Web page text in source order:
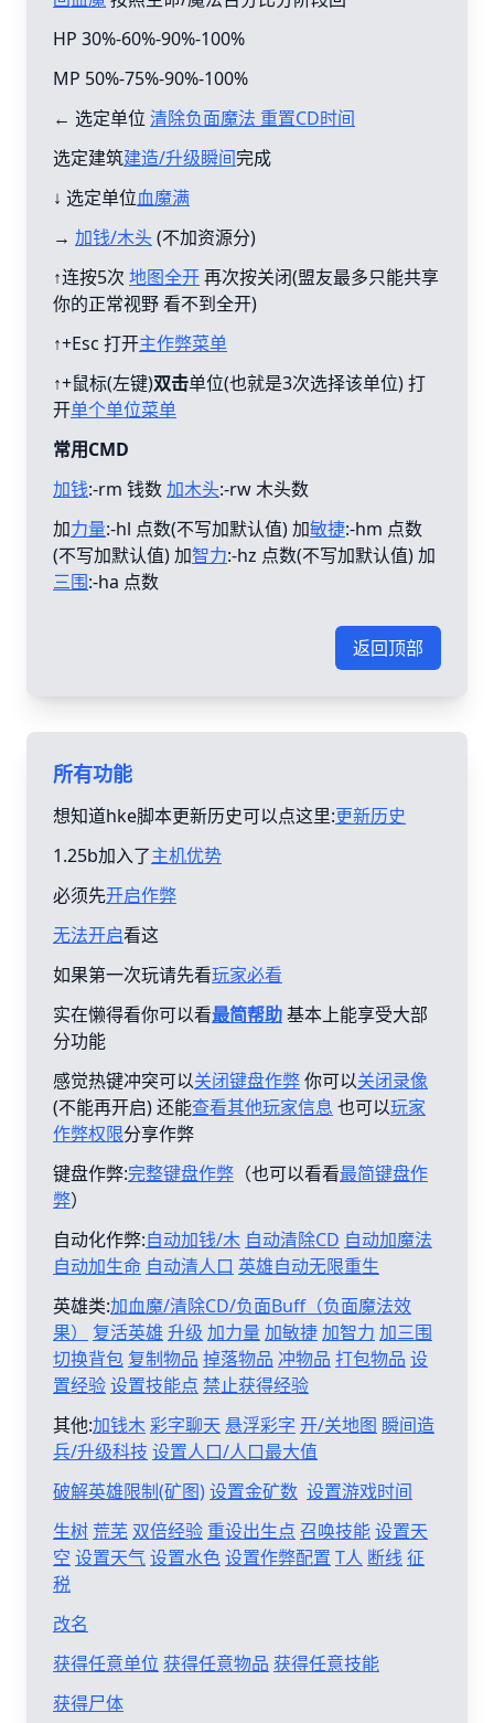
HP 30%-60%-90%-100%
MP 50%-75%-90%-100%
← 选定单位 清除负面魔法 重置CD时间
选定建筑建造/升级瞬间完成
↓ 选定单位血魔满
→ 加钱/木头(不加资源分)
↑连按5次 地图全开再次按关闭(盟友最多只能共享
你的正常视野 看不到全开)
↑+Esc 打开主作弊菜单
↑+鼠标(左键)双击单位(也就是3次选择该单位) 打
开单个单位菜单
常用CMD
加钱:-rm 钱数加木头:-rw 木头数
加力量:-hl 点数(不写加默认值) 加敏捷:-hm 点数
(不写加默认值) 加智力:-hz 点数(不写加默认值) 加
三围:-ha 点数
返回顶部
所有功能
想知道hke脚本更新历史可以点这里:更新历史
1.25b加入了主机优势
必须先开启作弊
无法开启看这
如果第一次玩请先看玩家必看
实在懒得看你可以看最简帮助基本上能享受大部
分功能
感觉热键冲突可以关闭键盘作弊你可以关闭录像
(不能再开启) 还能查看其他玩家信息 也可以玩家
作弊权限分享作弊
键盘作弊:完整键盘作弊 （也可以看看最简键盘作
弊）
自动化作弊:自动加钱/木 自动清除CD 自动加魔法
自动加生命 自动清人口 英雄自动无限重生
英雄类:加血魔/清除CD/负面Buff（负面魔法效
果）
复活英雄 升级 加力量 加敏捷加智力 加三围
切换背包 复制物品 掉落物品 冲物品 打包物品 设
置经验设置技能点 禁止获得经验
其他:加钱木彩字聊天 悬浮彩字 开/关地图 瞬间造
兵/升级科技 设置人口/人口最大值
破解英雄限制(矿图)设置金矿数 设置游戏时间
生树 荒芜 双倍经验 重设出生点 召唤技能设置天
空 设置天气设置水色设置作弊配置 T人 断线征
税
改名
获得任意单位 获得任意物品 获得任意技能
获得尸体